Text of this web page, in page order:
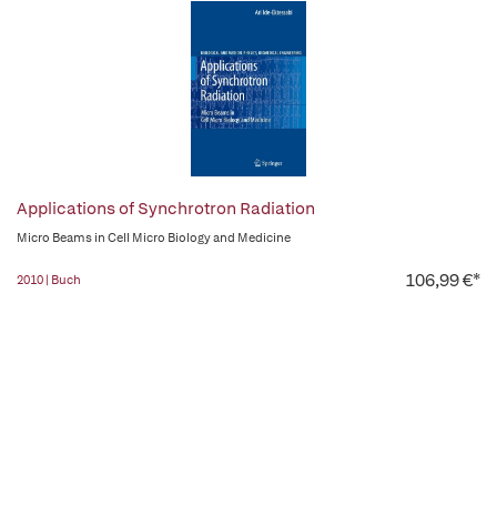
Applications of Synchrotron Radiation
Micro Beams in Cell Micro Biology and Medicine
2010 | Buch 106,99 €*